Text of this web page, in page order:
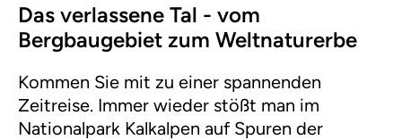
Das verlassene Tal - vom
Bergbaugebiet zum Weltnaturerbe
Kommen Sie mit zu einer spannenden
Zeitreise. Immer wieder stößt man im
Nationalpark Kalkalpen auf Spuren der